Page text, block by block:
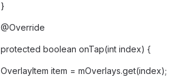
}
@Override
protected boolean onTap(int index) {
OverlayItem item = mOverlays.get(index);